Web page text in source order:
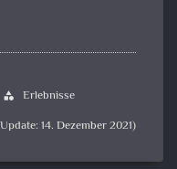
category Erlebnisse
14. Dezember 2021)